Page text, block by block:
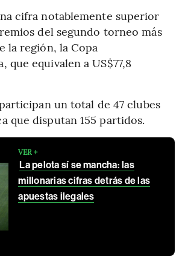
cifra notablemente superior
del segundo torneo más
la región, la Copa
que equivalen a US$77,8
un total de 47 clubes
que disputan 155 partidos.
VER +
La pelota sí se mancha: las
millonarias cifras detrás de las
apuestas ilegales